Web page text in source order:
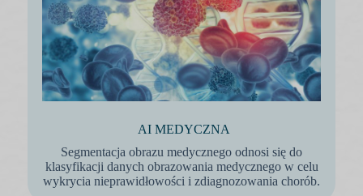
AI MEDYCZNA
Segmentacja obrazu medycznego odnosi się do
klasyfikacji danych obrazowania medycznego w celu
wykrycia nieprawidłowości i zdiagnozowania chorób.